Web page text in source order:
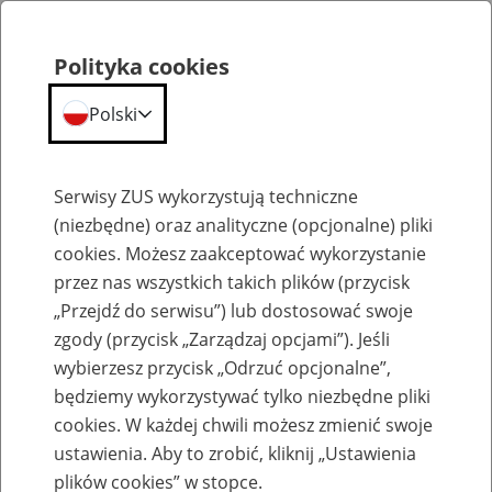
Emerytury
Baza zlikwidowanych lub
przekształconych zakładów pracy
Polityka cookies
Polski
Serwisy ZUS wykorzystują techniczne
(niezbędne) oraz analityczne (opcjonalne) pliki
cookies. Możesz zaakceptować wykorzystanie
przez nas wszystkich takich plików (przycisk
„Przejdź do serwisu”) lub dostosować swoje
zgody (przycisk „Zarządzaj opcjami”). Jeśli
wybierzesz przycisk „Odrzuć opcjonalne”,
będziemy wykorzystywać tylko niezbędne pliki
cookies. W każdej chwili możesz zmienić swoje
ustawienia. Aby to zrobić, kliknij „Ustawienia
plików cookies” w stopce.